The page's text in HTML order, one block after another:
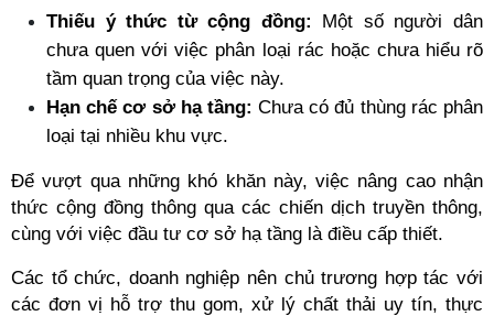
Thiếu ý thức từ cộng đồng: Một số người dân
chưa quen với việc phân loại rác hoặc chưa hiểu rõ
tầm quan trọng của việc này.
Hạn chế cơ sở hạ tầng: Chưa có đủ thùng rác phân
loại tại nhiều khu vực.
Để vượt qua những khó khăn này, việc nâng cao nhận
thức cộng đồng thông qua các chiến dịch truyền thông,
cùng với việc đầu tư cơ sở hạ tầng là điều cấp thiết.
Các tổ chức, doanh nghiệp nên chủ trương hợp tác với
các đơn vị hỗ trợ thu gom, xử lý chất thải uy tín, thực